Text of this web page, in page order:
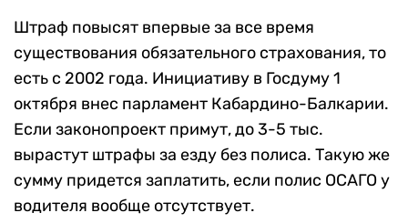
Штраф повысят впервые за все время
существования обязательного страхования, то
есть с 2002 года. Инициативу в Госдуму 1
октября внес парламент Кабардино-Балкарии.
Если законопроект примут, до 3-5 тыс.
вырастут штрафы за езду без полиса. Такую же
сумму придется заплатить, если полис ОСАГО у
водителя вообще отсутствует.